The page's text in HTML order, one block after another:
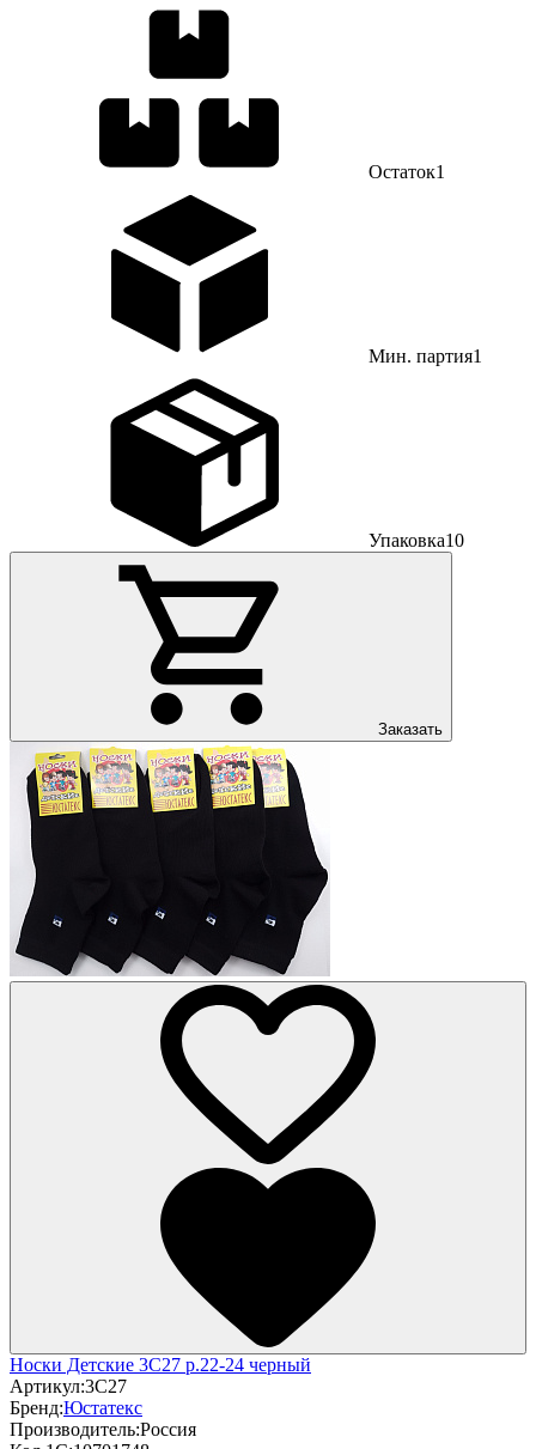
Остаток1
Мин. партия1
Упаковка10
Заказать
Носки Детские 3С27 р.22-24 черный
Артикул:3С27
Бренд:Юстатекс
Производитель:Россия